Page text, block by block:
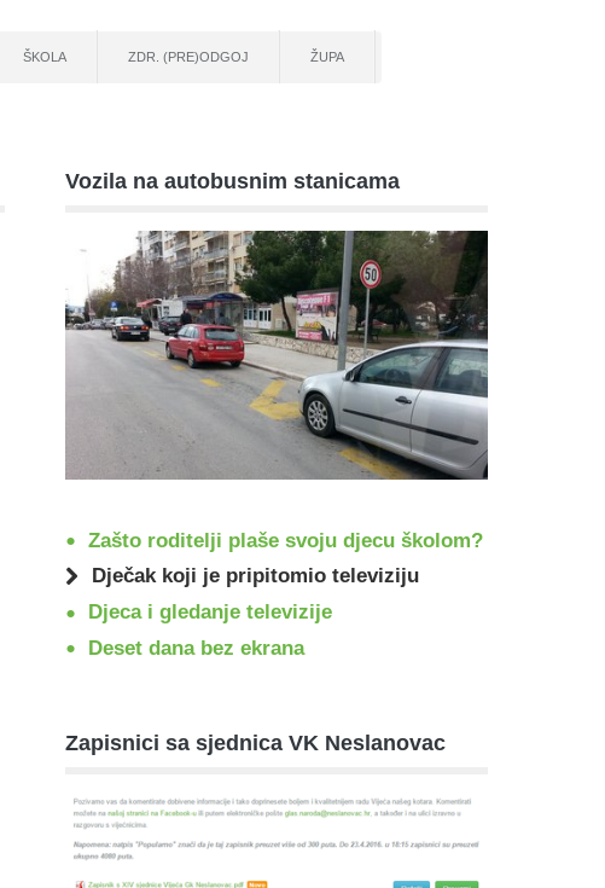
ŠKOLA ZDR. (PRE)ODGOJ ŽUPA
Vozila na autobusnim stanicama
Zašto roditelji plaše svoju djecu školom?
Dječak koji je pripitomio televiziju
Djeca i gledanje televizije
Deset dana bez ekrana
Zapisnici sa sjednica VK Neslanovac